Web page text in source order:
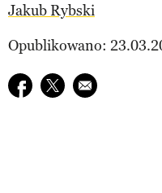
Jakub Rybski
Opublikowano:
Udostępnij na facebook
Udostępnij na
E-mail do